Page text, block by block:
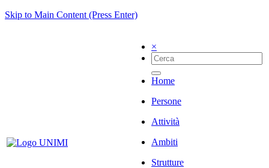
Skip to Main Content (Press Enter)
×
Home
Persone
Attività
Ambiti
Strutture